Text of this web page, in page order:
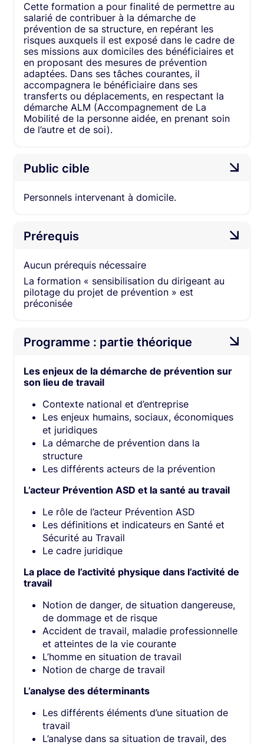
Cette formation a pour finalité de permettre au
salarié de contribuer à la démarche de
prévention de sa structure, en repérant les
risques auxquels il est exposé dans le cadre de
ses missions aux domiciles des bénéficiaires et
en proposant des mesures de prévention
adaptées. Dans ses tâches courantes, il
accompagnera le bénéficiaire dans ses
transferts ou déplacements, en respectant la
démarche ALM (Accompagnement de La
Mobilité de la personne aidée, en prenant soin
de l’autre et de soi).
Public cible
Personnels intervenant à domicile.
Prérequis
Aucun prérequis nécessaire
La formation « sensibilisation du dirigeant au
pilotage du projet de prévention » est
préconisée
Programme : partie théorique
Les enjeux de la démarche de prévention sur
son lieu de travail
Contexte national et d’entreprise
Les enjeux humains, sociaux, économiques
et juridiques
La démarche de prévention dans la
structure
Les différents acteurs de la prévention
L’acteur Prévention ASD et la santé au travail
Le rôle de l’acteur Prévention ASD
Les définitions et indicateurs en Santé et
Sécurité au Travail
Le cadre juridique
La place de l’activité physique dans l’activité de
travail
Notion de danger, de situation dangereuse,
de dommage et de risque
Accident de travail, maladie professionnelle
et atteintes de la vie courante
L’homme en situation de travail
Notion de charge de travail
L’analyse des déterminants
Les différents éléments d’une situation de
travail
L’analyse dans sa situation de travail, des